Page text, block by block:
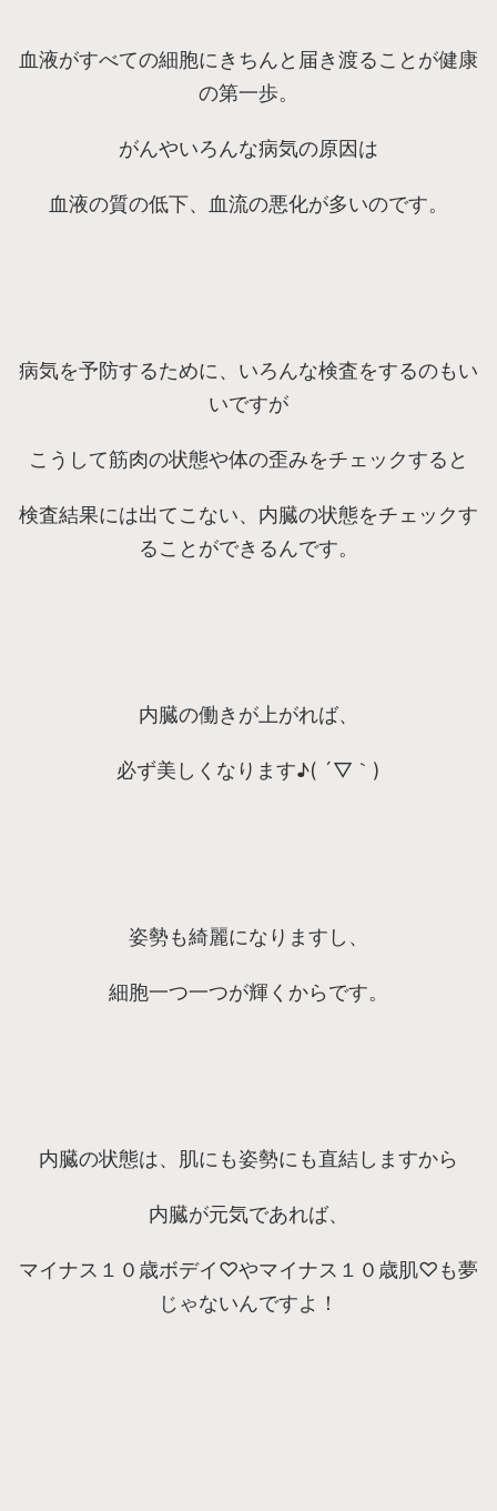
血液がすべての細胞にきちんと届き渡ることが健康
の第一歩。
がんやいろんな病気の原因は
血液の質の低下、血流の悪化が多いのです。
病気を予防するために、いろんな検査をするのもい
いですが
こうして筋肉の状態や体の歪みをチェックすると
検査結果には出てこない、内臓の状態をチェックす
ることができるんです。
内臓の働きが上がれば、
必ず美しくなります♪( ´▽｀)
姿勢も綺麗になりますし、
細胞一つ一つが輝くからです。
内臓の状態は、肌にも姿勢にも直結しますから
内臓が元気であれば、
マイナス１０歳ボデイ♡やマイナス１０歳肌♡も夢
じゃないんですよ！